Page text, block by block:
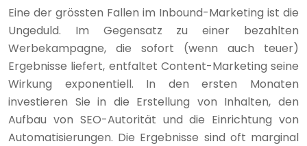
Eine der grössten Fallen im Inbound-Marketing ist die
Ungeduld. Im Gegensatz zu einer bezahlten
Werbekampagne, die sofort (wenn auch teuer)
Ergebnisse liefert, entfaltet Content-Marketing seine
Wirkung exponentiell. In den ersten Monaten
investieren Sie in die Erstellung von Inhalten, den
Aufbau von SEO-Autorität und die Einrichtung von
Automatisierungen. Die Ergebnisse sind oft marginal